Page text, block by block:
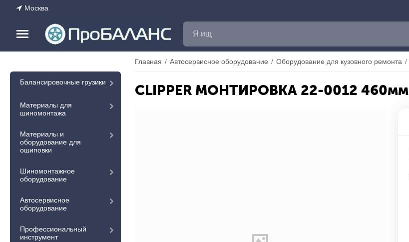
Москва
Балансировочные грузики
Материалы для
шиномонтажа
Материалы и
оборудование для
ошиповки
Шиномонтажное
оборудование
Автосервисное
оборудование
Профессиональный
инструмент
Главная / Автосервисное оборудование / Оборудование для кузовного ремонта /
CLIPPER МОНТИРОВКА 22-0012 460мм